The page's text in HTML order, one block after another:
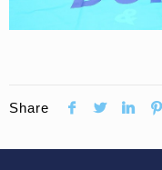
Share